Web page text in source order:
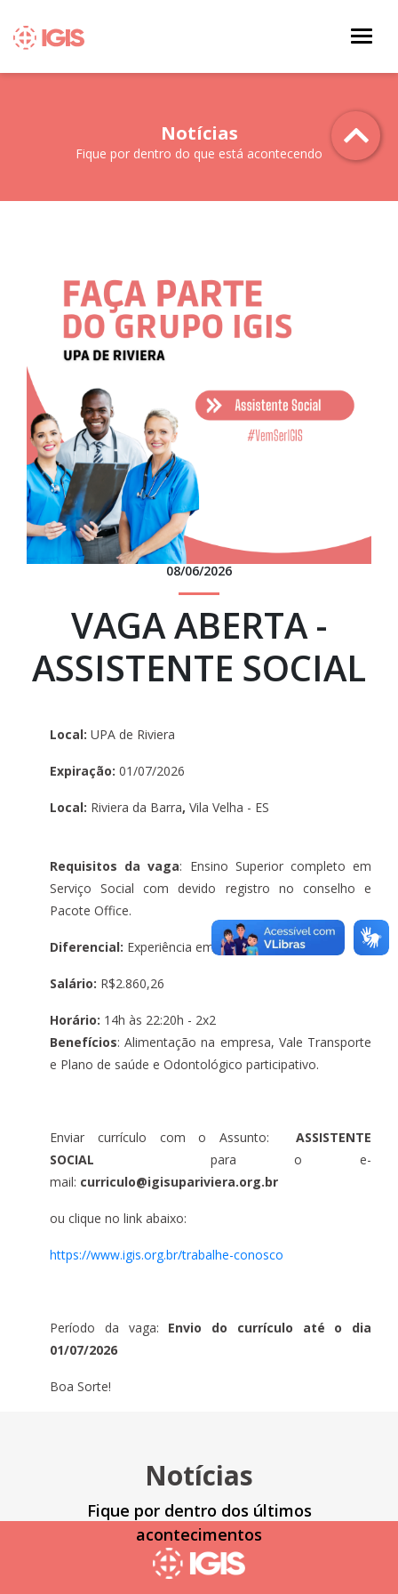
Notícias
Fique por dentro do que está acontecendo
08/06/2026
VAGA ABERTA -
ASSISTENTE SOCIAL
Local: UPA de Riviera
Expiração: 01/07/2026
Local: Riviera da Barra, Vila Velha - ES
Requisitos da vaga: Ensino Superior completo em
Serviço Social com devido registro no conselho e
Pacote Office.
Diferencial: Experiência em ambiente hospitalar.
Salário: R$2.860,26
Horário: 14h às 22:20h - 2x2
Benefícios: Alimentação na empresa, Vale Transporte
e Plano de saúde e Odontológico participativo.
Enviar currículo com o Assunto:
ASSISTENTE
SOCIAL para o e-
mail: curriculo@igisupariviera.org.br
ou clique no link abaixo:
https://www.igis.org.br/trabalhe-conosco
Período da vaga: Envio do currículo até o dia
01/07/2026
Boa Sorte!
Notícias
Fique por dentro dos últimos
acontecimentos